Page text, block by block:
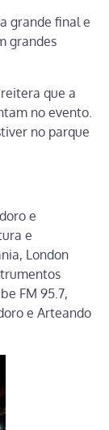
grande final e
grandes
que a
no evento.
no parque
e
e
London
FM 95.7,
e Arteando